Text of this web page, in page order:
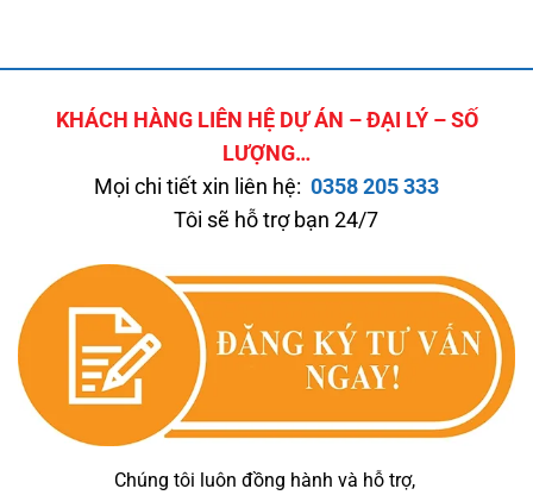
KHÁCH HÀNG LIÊN HỆ DỰ ÁN – ĐẠI LÝ – SỐ
LƯỢNG…
Mọi chi tiết xin liên hệ: 0358 205 333
Tôi sẽ hỗ trợ bạn 24/7
Chúng tôi luôn đồng hành và hỗ trợ,